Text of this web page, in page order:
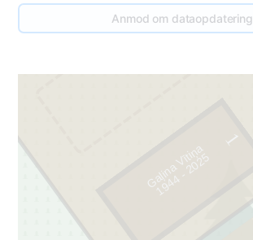
Anmod om dataopdatering
60
1
Gaļina Vītiņa
1
9
4
4
-
2
0
2
5